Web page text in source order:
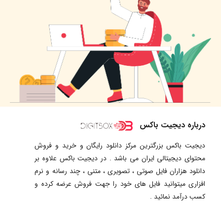
درباره دیجیت باکس
دیجیت باکس بزرگترین مرکز دانلود رایگان و خرید و فروش
محتوای دیجیتالی ایران می باشد . در دیجیت باکس علاوه بر
دانلود هزاران فایل صوتی ، تصویری ، متنی ، چند رسانه و نرم
افزاری میتوانید فایل های خود را جهت فروش عرضه کرده و
کسب درآمد نمائید .